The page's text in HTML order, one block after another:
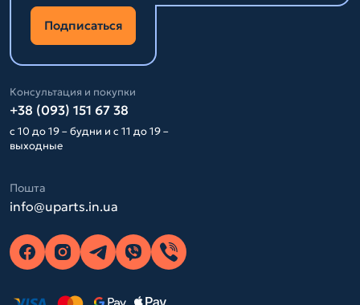
Подписаться
Консультация и покупки
+38 (093) 151 67 38
с 10 до 19 – будни и с 11 до 19 –
выходные
Пошта
info@uparts.in.ua